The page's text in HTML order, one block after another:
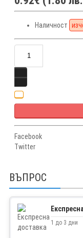
Наличност
Facebook
Twitter
ВЪПРОС
1 до 3 дни